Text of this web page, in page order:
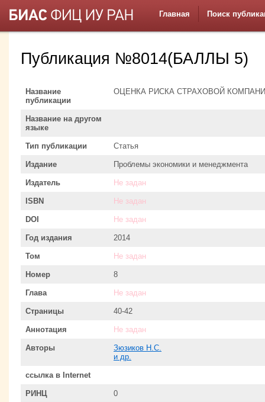
Главная Поиск
Публикация №8014(БАЛЛЫ 5)
Название
публикации
ОЦЕНКА РИСКА СТРАХОВОЙ
Название на другом
языке
Тип публикации Статья
Издание Проблемы экономики и менеджмента
Издатель Не задан
ISBN Не задан
DOI Не задан
Год издания 2014
Том Не задан
Номер 8
Глава Не задан
Страницы 40-42
Аннотация Не задан
Авторы
Зюзиков Н.С.
и др.
ссылка в Internet
РИНЦ 0